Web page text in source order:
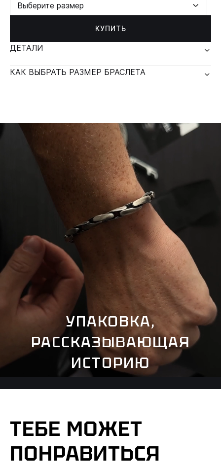
Выберите размер
КУПИТЬ
ДЕТАЛИ
КАК ВЫБРАТЬ РАЗМЕР БРАСЛЕТА
УПАКОВКА,
РАССКАЗЫВАЮЩАЯ
ИСТОРИЮ
ТЕБЕ МОЖЕТ
ПОНРАВИТЬСЯ